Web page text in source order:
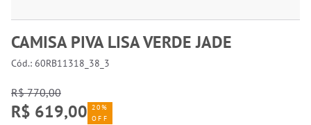
CAMISA PIVA LISA VERDE JADE
Cód.: 60RB11318_38_3
R$ 770,00
R$ 619,00 20%
OFF